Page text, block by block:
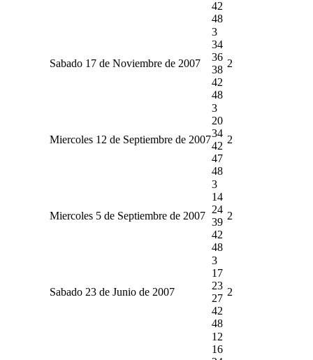
42
48
Sabado 17 de Noviembre de 2007
3
34
36
38
42
48
2
Miercoles 12 de Septiembre de 2007
3
20
34
42
47
48
2
Miercoles 5 de Septiembre de 2007
3
14
24
39
42
48
2
Sabado 23 de Junio de 2007
3
17
23
27
42
48
2
12
16